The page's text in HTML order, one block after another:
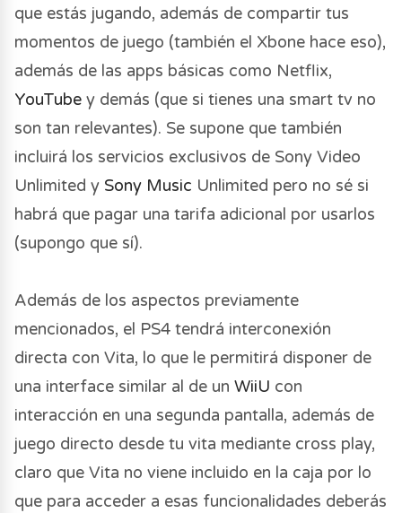
que estás jugando, además de compartir tus
momentos de juego (también el Xbone hace eso),
además de las apps básicas como Netflix,
YouTube y demás (que si tienes una smart tv no
son tan relevantes). Se supone que también
incluirá los servicios exclusivos de Sony Video
Unlimited y Sony Music Unlimited pero no sé si
habrá que pagar una tarifa adicional por usarlos
(supongo que sí).
Además de los aspectos previamente
mencionados, el PS4 tendrá interconexión
directa con Vita, lo que le permitirá disponer de
una interface similar al de unWiiU con
interacción en una segunda pantalla, además de
juego directo desde tu vita mediante cross play,
claro que Vita no viene incluido en la caja por lo
que para acceder a esas funcionalidades deberás